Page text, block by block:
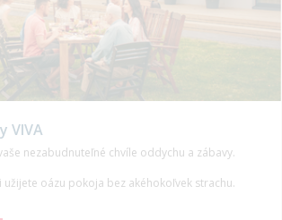
VIVA
nezabudnuteľné chvíle oddychu a zábavy.
užijete oázu pokoja bez akéhokoľvek strachu.